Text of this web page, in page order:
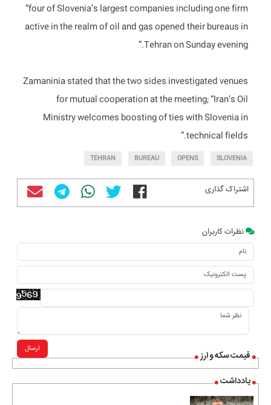
قیمت سکه و ارز
یادداشت
“four of Slovenia’s largest companies including one firm
active in the realm of oil and gas opened their bureaus in
Tehran on Sunday evening.”
Zamaninia stated that the two sides investigated venues
for mutual cooperation at the meeting; “Iran’s Oil
Ministry welcomes boosting of ties with Slovenia in
technical fields.”
SLOVENIA
OPENS
BUREAU
TEHRAN
اشتراک گذاری
نظرات کاربران
ارسال